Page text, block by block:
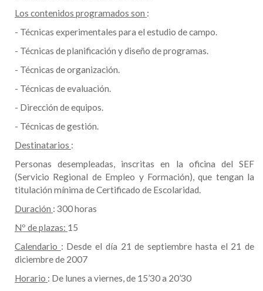
Los contenidos programados son :
- Técnicas experimentales para el estudio de campo.
- Técnicas de planificación y diseño de programas.
- Técnicas de organización.
- Técnicas de evaluación.
- Dirección de equipos.
- Técnicas de gestión.
Destinatarios :
Personas desempleadas, inscritas en la oficina del SEF
(Servicio Regional de Empleo y Formación), que tengan la
titulación mínima de Certificado de Escolaridad.
Duración : 300 horas
Nº de plazas: 15
Calendario : Desde el día 21 de septiembre hasta el 21 de
diciembre de 2007
Horario : De lunes a viernes, de 15’30 a 20’30